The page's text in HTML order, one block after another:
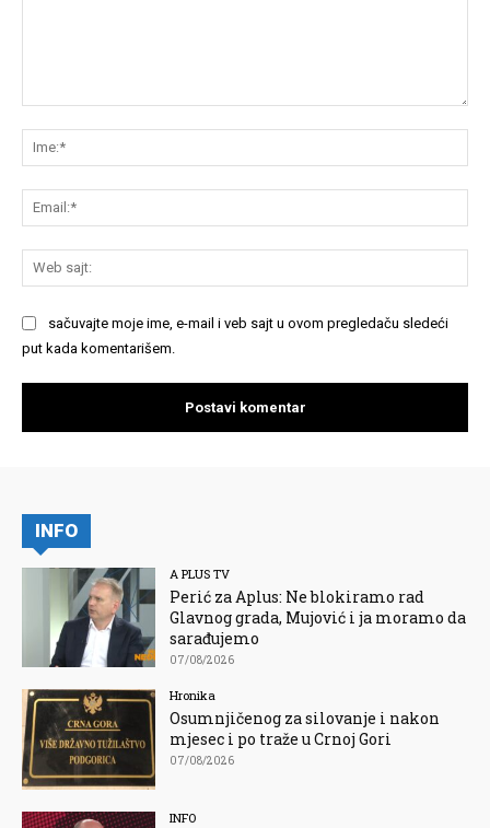
sačuvajte moje ime, e-mail i veb sajt u ovom pregledaču sledeći
put kada komentarišem.
INFO
A PLUS TV
Perić za Aplus: Ne blokiramo rad
Glavnog grada, Mujović i ja moramo da
sarađujemo
07/08/2026
Hronika
Osumnjičenog za silovanje i nakon
mjesec i po traže u Crnoj Gori
07/08/2026
INFO